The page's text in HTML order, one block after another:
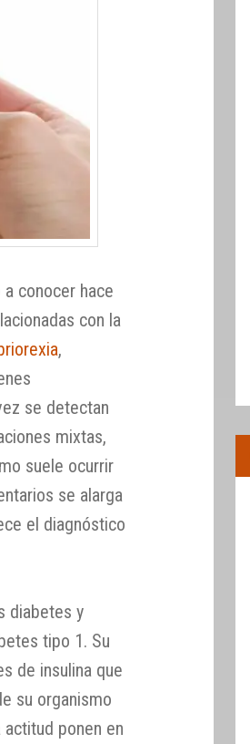
conocer hace
con la
,
se detectan
mixtas,
suele ocurrir
se alarga
el diagnóstico
diabetes y
tipo 1. Su
de insulina que
su organismo
ponen en